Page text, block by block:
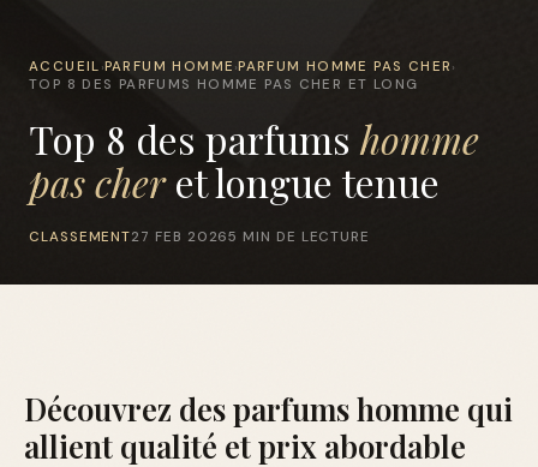
ACCUEIL ›PARFUM HOMME ›PARFUM HOMME PAS CHER ›
TOP 8 DES PARFUMS HOMME PAS CHER ET LONG
Top 8 des parfums homme
pas cheret longue tenue
CLASSEMENT27 FEB 20265 MIN DE LECTURE
Découvrez des parfums homme qui
allient qualité et prix abordable